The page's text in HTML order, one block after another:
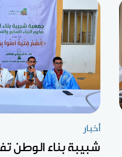
أخبار
شبيبة بناء الوطن